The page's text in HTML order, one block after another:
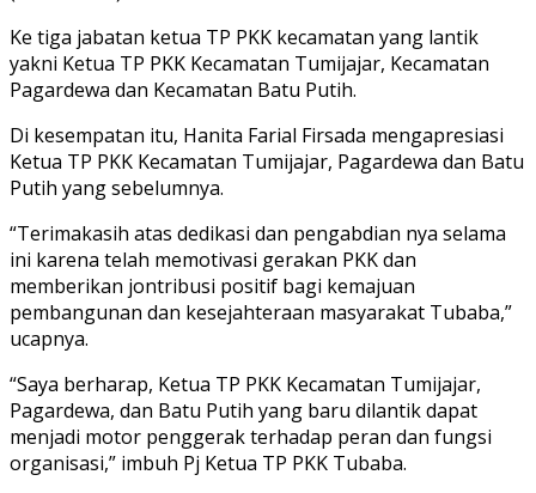
Ke tiga jabatan ketua TP PKK kecamatan yang lantik
yakni Ketua TP PKK Kecamatan Tumijajar, Kecamatan
Pagardewa dan Kecamatan Batu Putih.
Di kesempatan itu, Hanita Farial Firsada mengapresiasi
Ketua TP PKK Kecamatan Tumijajar, Pagardewa dan Batu
Putih yang sebelumnya.
“Terimakasih atas dedikasi dan pengabdian nya selama
ini karena telah memotivasi gerakan PKK dan
memberikan jontribusi positif bagi kemajuan
pembangunan dan kesejahteraan masyarakat Tubaba,”
ucapnya.
“Saya berharap, Ketua TP PKK Kecamatan Tumijajar,
Pagardewa, dan Batu Putih yang baru dilantik dapat
menjadi motor penggerak terhadap peran dan fungsi
organisasi,” imbuh Pj Ketua TP PKK Tubaba.